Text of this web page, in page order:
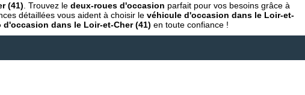
(41) . Trouvez le deux-roues d'occasion parfait pour vos besoins grâce à
détaillées vous aident à choisir le véhicule d'occasion dans le Loir-et-
d'occasion dans le Loir-et-Cher (41) en toute confiance !